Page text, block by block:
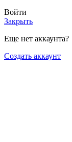
Войти
Закрыть
Еще нет аккаунта?
Создать аккаунт